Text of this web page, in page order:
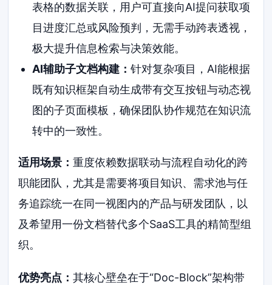
表格的数据关联，用户可直接向AI提问获取项
目进度汇总或风险预判，无需手动跨表透视，
极大提升信息检索与决策效能。
AI辅助子文档构建： 针对复杂项目，AI能根据
既有知识框架自动生成带有交互按钮与动态视
图的子页面模板，确保团队协作规范在知识流
转中的一致性。
适用场景：重度依赖数据联动与流程自动化的跨
职能团队，尤其是需要将项目知识、需求池与任
务追踪统一在同一视图内的产品与研发团队，以
及希望用一份文档替代多个SaaS工具的精简型组
织。
优势亮点：其核心壁垒在于“Doc-Block”架构带